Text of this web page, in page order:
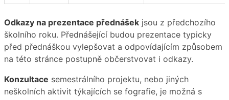
Odkazy na prezentace přednášek jsou z předchozího
školního roku. Přednášející budou prezentace typicky
před přednáškou vylepšovat a odpovídajícím způsobem
na této stránce postupně občerstvovat i odkazy.
Konzultace semestrálního projektu, nebo jiných
neškolních aktivit týkajících se fografie, je možná s